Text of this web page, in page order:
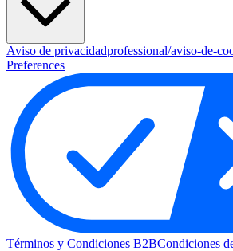
Aviso de privacidadprofessional/aviso-de-
Preferences
Términos y Condiciones B2BCondiciones